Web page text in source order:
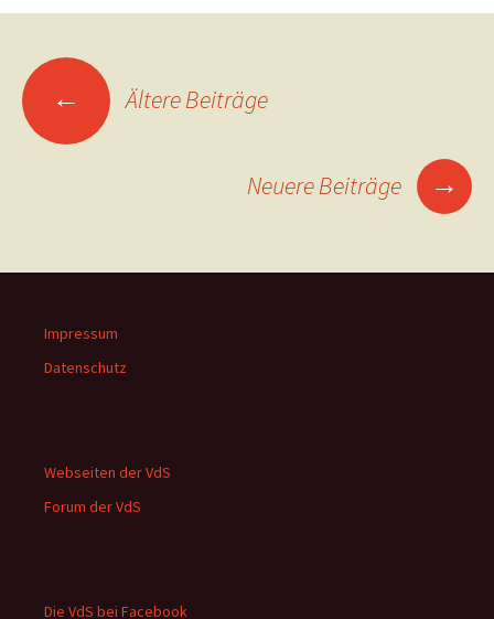
Beitragsnavigation
← Ältere Beiträge
Neuere Beiträge →
Impressum
Datenschutz
Webseiten der VdS
Forum der VdS
Die VdS bei Facebook